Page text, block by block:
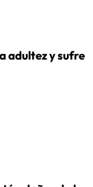
adultez y sufre